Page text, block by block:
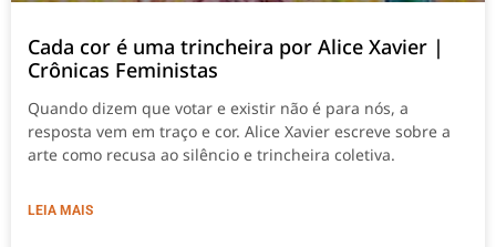
Cada cor é uma trincheira por Alice Xavier |
Crônicas Feministas
Quando dizem que votar e existir não é para nós, a
resposta vem em traço e cor. Alice Xavier escreve sobre a
arte como recusa ao silêncio e trincheira coletiva.
LEIA MAIS